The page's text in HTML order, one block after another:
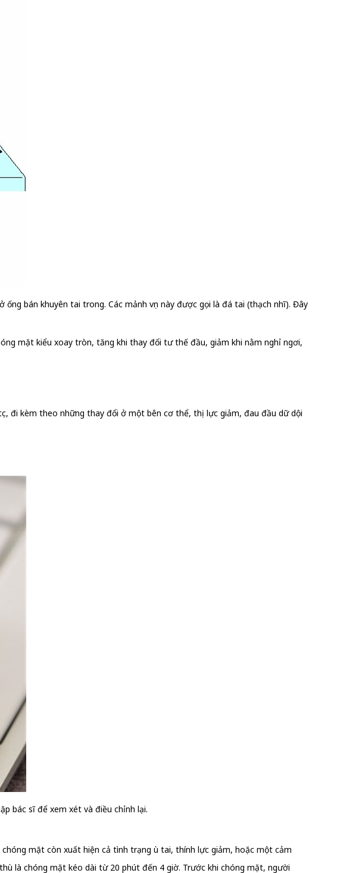
bán khuyên tai trong. Các mảnh vụn này được gọi là đá tai (thạch nhĩ). Đây
mặt kiểu xoay tròn, tăng khi thay đổi tư thế đầu, giảm khi nằm nghỉ ngơi,
đi kèm theo những thay đổi ở một bên cơ thể, thị lực giảm, đau đầu dữ dội
bác sĩ để xem xét và điều chỉnh lại.
mặt còn xuất hiện cả tình trạng ù tai, thính lực giảm, hoặc một cảm
là chóng mặt kéo dài từ 20 phút đến 4 giờ. Trước khi chóng mặt, người